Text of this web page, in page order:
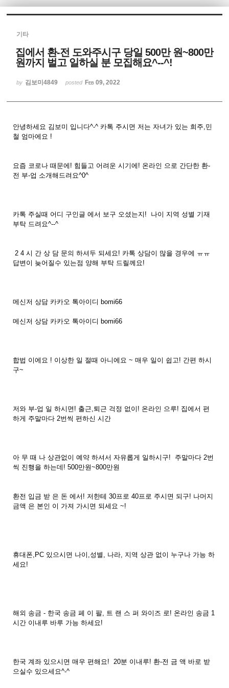
기타
집에서 환-전 도와주시구 당일 500만 원~800만
원까지 벌고 일하실 분 모집해요^--^!
by 김보미4849 posted Feb 09, 2022
안녕하세요 김보미 입니다^-^ 카톡 주시면 저는 자녀가 있는 희주,민
철 엄마에요 !
요즘 코로나 때문에! 힘들고 어려운 시기에! 온라인 으로 간단한 환-
전 부-업 소개해드려요^0^
카톡 주실때 어디 구인글 에서 보구 오셨는지! 나이 지역 성별 기재
부탁 드려요^--^
2 4 시 간 상 담 문의 하셔두 되세요! 카톡 상담이 많을 경우에 ㅠㅠ
답변이 늦어질수 있는점 양해 부탁 드릴께요!
메신저 상담 카카오 톡아이디 bomi66
메신저 상담 카카오 톡아이디 bomi66
합법 이에요 ! 이상한 일 절때 아니에요 ~ 매우 일이 쉽고! 간편 하시
구~
저와 부-업 일 하시면! 출근,퇴근 걱정 없이! 온라인 으루! 집에서 편
하게 주말마다 2번씩 편하신 시간
아 무 때 나 상관없이 예약 하셔서 자유롭게 일하시구! 주말마다 2번
씩 진행을 하는데! 500만원~800만원
환전 입금 받 은 돈 에서! 저한테 30프로 40프로 주시면 되구! 나머지
금액 은 본인 이 가져 가시면 되세요 ~!
휴대폰,PC 있으시면 나이,성별, 나라, 지역 상관 없이 누구나 가능 하
세요!
해외 송금 - 한국 송금 페 이 팔, 트 랜 스 퍼 와이즈 로! 온라인 송금 1
시간 이내루 바루 가능 하세요!
한국 계좌 있으시면 매우 편해요! 20분 이내루! 환-전 금 액 바로 받
으실수 있으세요^-^
Sketchbook5, 스케치북5
Sketchbook5, 스케치북5